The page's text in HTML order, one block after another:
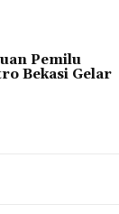
Pemilu
Bekasi Gelar